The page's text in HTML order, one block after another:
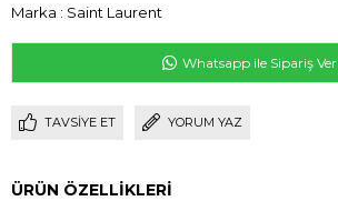
Marka : Saint Laurent
Whatsapp ile Sipariş Ver
TAVSIYE ET YORUM YAZ
ÜRÜN ÖZELLIKLERI